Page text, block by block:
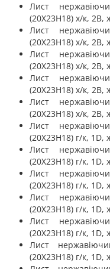
Лист
(20Х23Н18) х/к, 2B,
Лист
(20Х23Н18) х/к, 2B,
Лист
(20Х23Н18) х/к, 2B,
Лист
(20Х23Н18) х/к, 2B,
Лист
(20Х23Н18) х/к, 2B,
Лист
(20Х23Н18) г/к, 1D,
Лист
(20Х23Н18) г/к, 1D,
Лист
(20Х23Н18) г/к, 1D,
Лист
(20Х23Н18) г/к, 1D,
Лист
(20Х23Н18) г/к, 1D,
Лист
(20Х23Н18) г/к, 1D,